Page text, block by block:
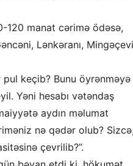
120 manat cərimə ödəsə,
Lənkəranı,
keçib? Bunu öyrənməyə
Yəni hesabı vətəndaş
aydın məlumat
nə qədər olub?
çevrilib?”.